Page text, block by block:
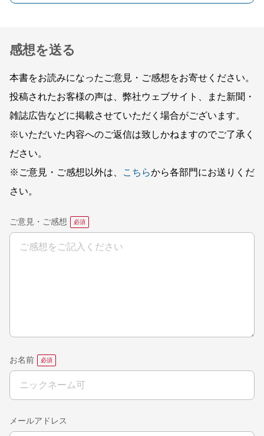
感想を送る
本書をお読みになったご意見・ご感想をお寄せください。
投稿されたお客様の声は、弊社ウェブサイト、また新聞・
雑誌広告などに掲載させていただく場合がございます。
※いただいた内容へのご返信は致しかねますのでご了承く
ださい。
※ご意見・ご感想以外は、
こちらから各部門にお送りくだ
さい。
ご意見・ご感想
お名前
メールアドレス